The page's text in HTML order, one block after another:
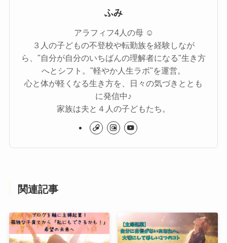
ふみ
アラフィフ4人の母 ☺︎
３人の子どもの不登校や転勤族を経験しなが
ら、"自分が自分のいちばんの理解者になる"生き方
へとシフト。"軽やか人生ラボ"を運営。
心と体が軽くなる生き方を、日々の気づきととも
に発信中♪
家族は夫と４人の子どもたち。
関連記事